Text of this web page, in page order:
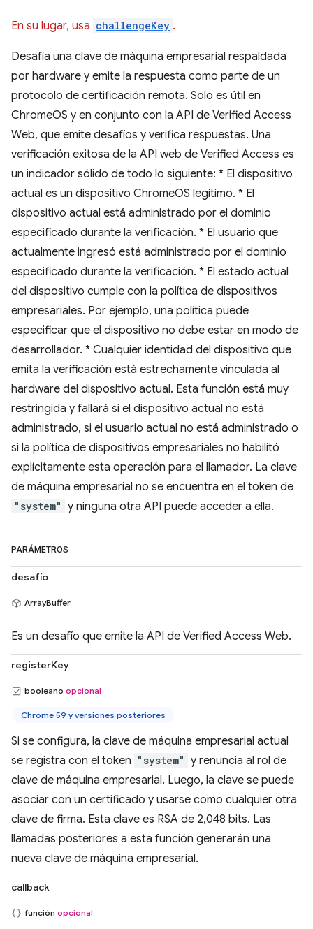
En su lugar, usa challengeKey .
Desafía una clave de máquina empresarial respaldada
por hardware y emite la respuesta como parte de un
protocolo de certificación remota. Solo es útil en
ChromeOS y en conjunto con la API de Verified Access
Web, que emite desafíos y verifica respuestas. Una
verificación exitosa de la API web de Verified Access es
un indicador sólido de todo lo siguiente: * El dispositivo
actual es un dispositivo ChromeOS legítimo. * El
dispositivo actual está administrado por el dominio
especificado durante la verificación. * El usuario que
actualmente ingresó está administrado por el dominio
especificado durante la verificación. * El estado actual
del dispositivo cumple con la política de dispositivos
empresariales. Por ejemplo, una política puede
especificar que el dispositivo no debe estar en modo de
desarrollador. * Cualquier identidad del dispositivo que
emita la verificación está estrechamente vinculada al
hardware del dispositivo actual. Esta función está muy
restringida y fallará si el dispositivo actual no está
administrado, si el usuario actual no está administrado o
si la política de dispositivos empresariales no habilitó
explícitamente esta operación para el llamador. La clave
de máquina empresarial no se encuentra en el token de
"system" y ninguna otra API puede acceder a ella.
PARÁMETROS
desafío
ArrayBuffer
Es un desafío que emite la API de Verified Access Web.
registerKey
booleano opcional
Chrome 59 y versiones posteriores
Si se configura, la clave de máquina empresarial actual
se registra con el token "system" y renuncia al rol de
clave de máquina empresarial. Luego, la clave se puede
asociar con un certificado y usarse como cualquier otra
clave de firma. Esta clave es RSA de 2,048 bits. Las
llamadas posteriores a esta función generarán una
nueva clave de máquina empresarial.
callback
función opcional